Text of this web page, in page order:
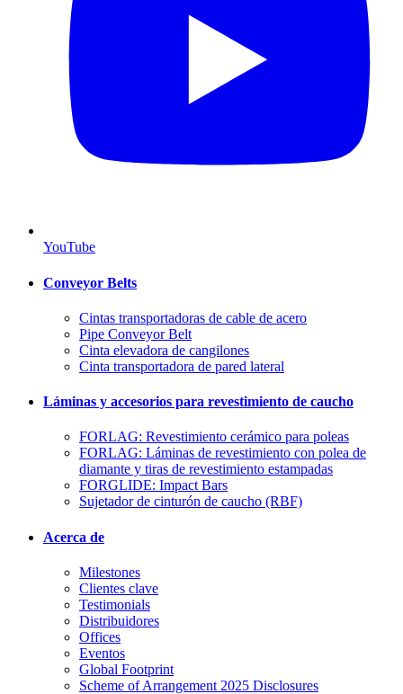
YouTube
Conveyor Belts
Cintas transportadoras de cable de acero
Pipe Conveyor Belt
Cinta elevadora de cangilones
Cinta transportadora de pared lateral
Láminas y accesorios para revestimiento de caucho
FORLAG: Revestimiento cerámico para poleas
FORLAG: Láminas de revestimiento con polea de
diamante y tiras de revestimiento estampadas
FORGLIDE: Impact Bars
Sujetador de cinturón de caucho (RBF)
Acerca de
Milestones
Clientes clave
Testimonials
Distribuidores
Offices
Eventos
Global Footprint
Scheme of Arrangement 2025 Disclosures